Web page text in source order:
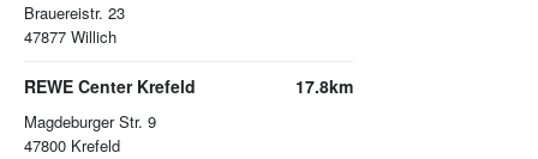
Brauereistr. 23
47877 Willich
REWE Center Krefeld
Magdeburger Str. 9
47800 Krefeld
17.8km